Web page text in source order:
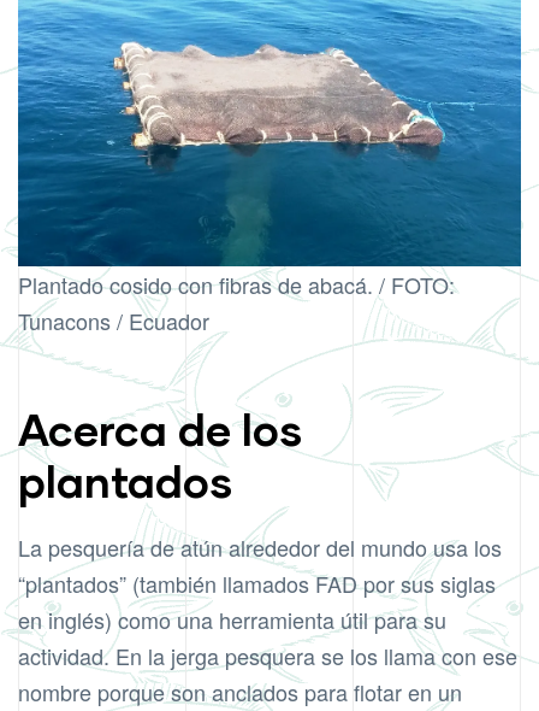
Plantado cosido con fibras de abacá. / FOTO:
Tunacons / Ecuador
Acerca de los
plantados
La pesquería de atún alrededor del mundo usa los
“plantados” (también llamados FAD por sus siglas
en inglés) como una herramienta útil para su
actividad. En la jerga pesquera se los llama con ese
nombre porque son anclados para flotar en un